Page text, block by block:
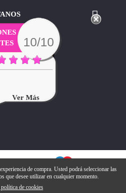

10/10
Ver Más
de compra. Usted podrá seleccionar las
que desee utilizar en cualquier momento.
de cookies